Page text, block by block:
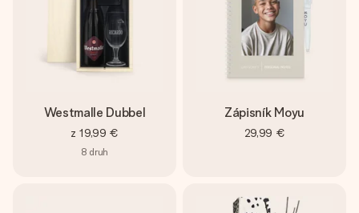
Westmalle Dubbel
z 19,99 €
8 druh
Zápisník Moyu
29,99 €